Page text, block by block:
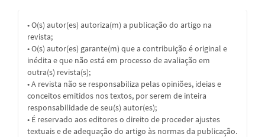
• O(s) autor(es) autoriza(m) a publicação do artigo na
revista;
• O(s) autor(es) garante(m) que a contribuição é original e
inédita e que não está em processo de avaliação em
outra(s) revista(s);
• A revista não se responsabiliza pelas opiniões, ideias e
conceitos emitidos nos textos, por serem de inteira
responsabilidade de seu(s) autor(es);
• É reservado aos editores o direito de proceder ajustes
textuais e de adequação do artigo às normas da publicação.